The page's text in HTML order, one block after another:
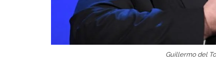
Guillermo del